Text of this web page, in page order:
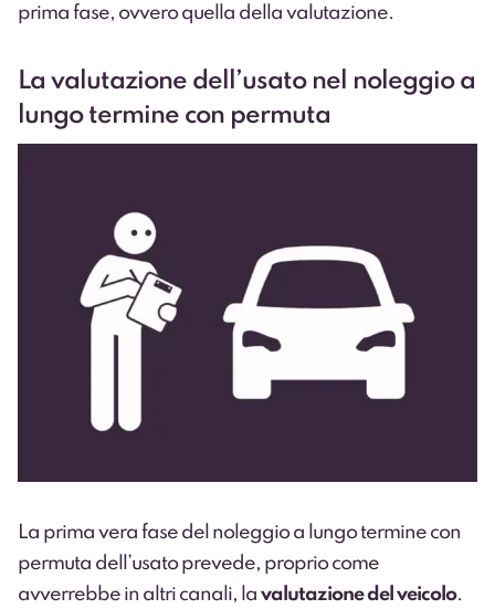
prima fase, ovvero quella della valutazione.
La valutazione dell’usato nel noleggio a
lungo termine con permuta
La prima vera fase del noleggio a lungo termine con
permuta dell’usato prevede, proprio come
avverrebbe in altri canali, la valutazione del veicolo.